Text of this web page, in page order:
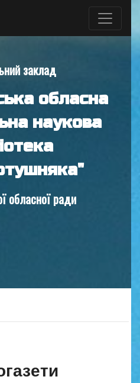
заклад
обласна
наукова
обласної ради